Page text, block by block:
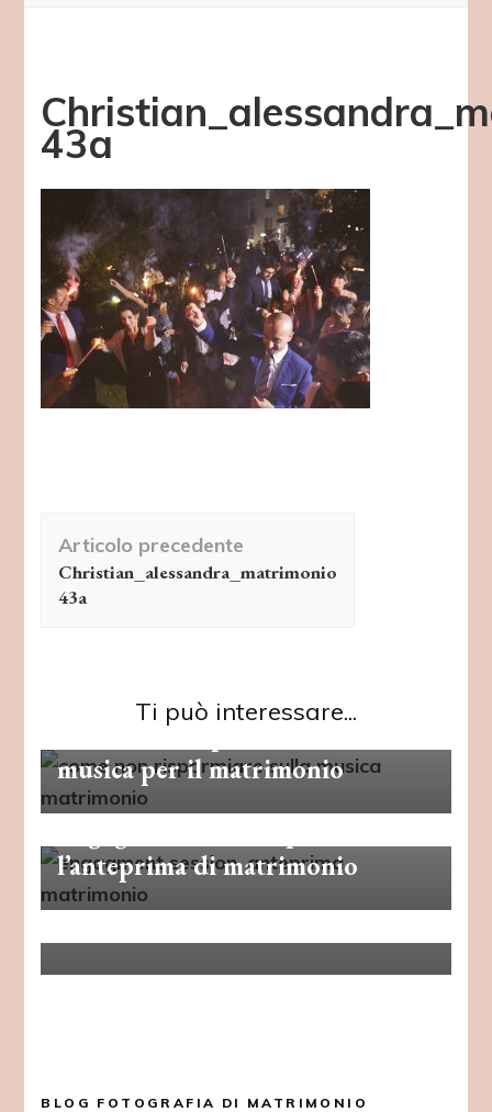
43a
articolo
Articolo precedente
Christian_alessandra_matrimonio
43a
Ti può interessare...
Organizzazione
Come non risparmiare sulla
musica per il matrimonio
Organizzazione
l’anteprima di matrimonio
Quanto deve essere grande il
matrimonio? 4 scelte che puoi
BLOG FOTOGRAFIA DI MATRIMONIO